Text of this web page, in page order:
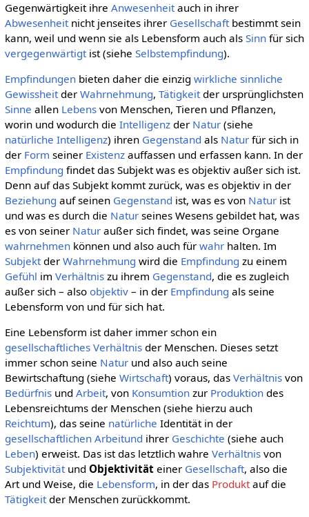
Gegenwärtigkeit ihre Anwesenheitauch in ihrer
Abwesenheitnicht jenseites ihrer Gesellschaftbestimmt sein
kann, weil und wenn sie als Lebensform auch als Sinnfür sich
vergegenwärtigtist (siehe Selbstempfindung).
Empfindungenbieten daher die einzig wirkliche sinnliche
Gewissheitder Wahrnehmung, Tätigkeitder ursprünglichsten
Sinne allen Lebensvon Menschen, Tieren und Pflanzen,
worin und wodurch die Intelligenzder Natur(siehe
natürliche Intelligenz) ihren Gegenstand als Naturfür sich in
der Form seiner Existenzauffassen und erfassen kann. In der
Empfindung findet das Subjekt was es objektiv außer sich ist.
Denn auf das Subjekt kommt zurück, was es objektiv in der
Beziehung auf seinen Gegenstand ist, was es von Naturist
und was es durch die Naturseines Wesens gebildet hat, was
es von seiner Naturaußer sich findet, was seine Organe
wahrnehmenkönnen und also auch für wahrhalten. Im
Subjektder Wahrnehmung wird die Empfindung zu einem
Gefühl im Verhältniszu ihrem Gegenstand, die es zugleich
außer sich – also objektiv– in der Empfindung als seine
Lebensform von und für sich hat.
Eine Lebensform ist daher immer schon ein
gesellschaftliches Verhältnisder Menschen. Dieses setzt
immer schon seine Naturund also auch seine
Bewirtschaftung (siehe Wirtschaft) voraus, das Verhältnisvon
Bedürfnisund Arbeit, von Konsumtionzur Produktiondes
Lebensreichtums der Menschen (siehe hierzu auch
Reichtum), das seine natürliche Identität in der
gesellschaftlichen Arbeitund ihrer Geschichte (siehe auch
Leben) erweist. Das ist das letztlich wahre Verhältnisvon
Subjektivitätund Objektivitäteiner Gesellschaft, also die
Art und Weise, die Lebensform, in der das Produktauf die
Tätigkeitder Menschen zurückkommt.